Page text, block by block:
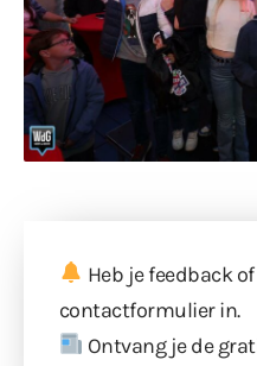
Heb je feedback
contactformulierin.
Ontvang je de